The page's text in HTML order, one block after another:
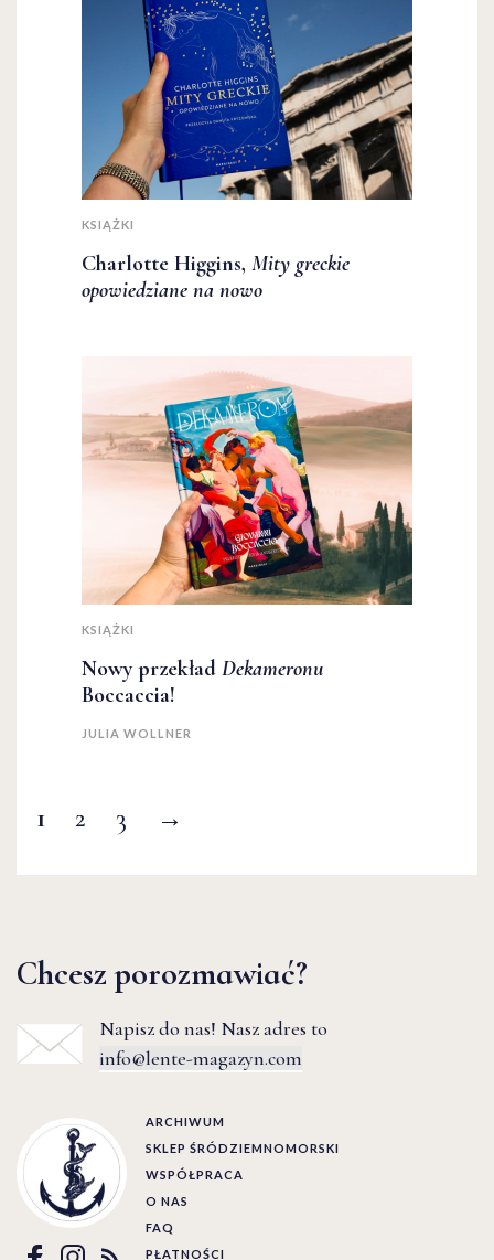
KSIĄŻKI
Charlotte Higgins, Mity greckie
opowiedziane na nowo
KSIĄŻKI
Nowy przekład Dekameronu
Boccaccia!
JULIA WOLLNER
1 2 3 →
Chcesz porozmawiać?
Napisz do nas! Nasz adres to
info@lente-magazyn.com
ARCHIWUM
SKLEP ŚRÓDZIEMNOMORSKI
WSPÓŁPRACA
O NAS
FAQ
PŁATNOŚCI